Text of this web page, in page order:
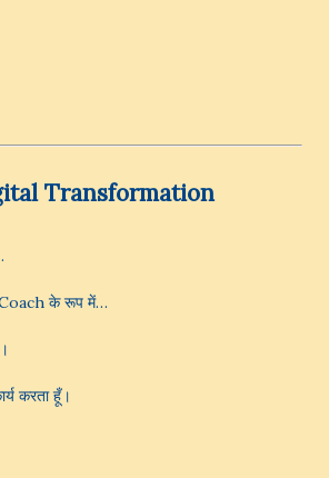
Transformation
के रूप में…
करता हूँ।